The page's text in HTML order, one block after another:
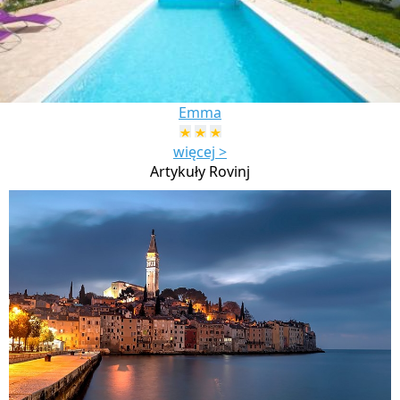
Emma
więcej >
Artykuły Rovinj